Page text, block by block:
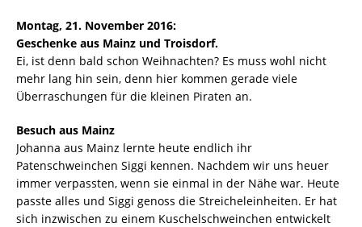
Montag, 21. November 2016:
Geschenke aus Mainz und Troisdorf.
Ei, ist denn bald schon Weihnachten? Es muss wohl nicht
mehr lang hin sein, denn hier kommen gerade viele
Überraschungen für die kleinen Piraten an.
Besuch aus Mainz
Johanna aus Mainz lernte heute endlich ihr
Patenschweinchen Siggi kennen. Nachdem wir uns heuer
immer verpassten, wenn sie einmal in der Nähe war. Heute
passte alles und Siggi genoss die Streicheleinheiten. Er hat
sich inzwischen zu einem Kuschelschweinchen entwickelt